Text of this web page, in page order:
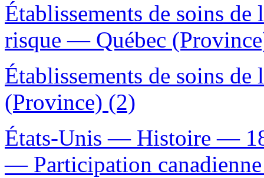
Établissements de soins
risque — Québec
Établissements de soins
(Province) (2)
États-Unis — Histoire —
— Participation